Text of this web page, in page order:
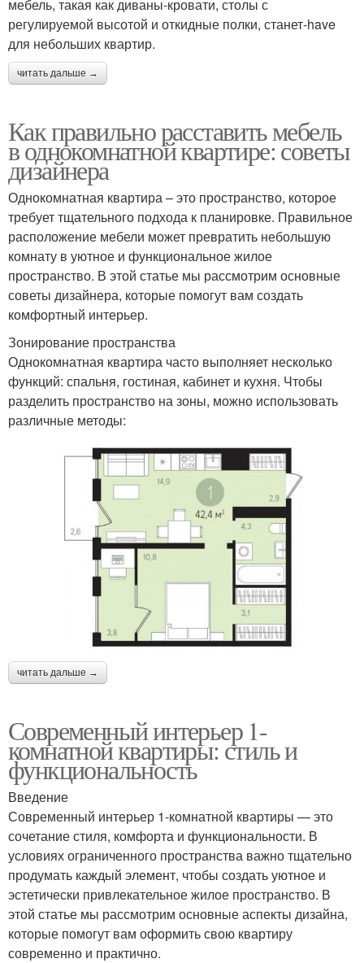
мебель, такая как диваны-кровати, столы с
регулируемой высотой и откидные полки, станет-have
для небольших квартир.
читать дальше →
Как правильно расставить мебель
в однокомнатной квартире: советы
дизайнера
Однокомнатная квартира – это пространство, которое
требует тщательного подхода к планировке. Правильное
расположение мебели может превратить небольшую
комнату в уютное и функциональное жилое
пространство. В этой статье мы рассмотрим основные
советы дизайнера, которые помогут вам создать
комфортный интерьер.
Зонирование пространства
Однокомнатная квартира часто выполняет несколько
функций: спальня, гостиная, кабинет и кухня. Чтобы
разделить пространство на зоны, можно использовать
различные методы:
читать дальше →
Современный интерьер 1-
комнатной квартиры: стиль и
функциональность
Введение
Современный интерьер 1-комнатной квартиры — это
сочетание стиля, комфорта и функциональности. В
условиях ограниченного пространства важно тщательно
продумать каждый элемент, чтобы создать уютное и
эстетически привлекательное жилое пространство. В
этой статье мы рассмотрим основные аспекты дизайна,
которые помогут вам оформить свою квартиру
современно и практично.